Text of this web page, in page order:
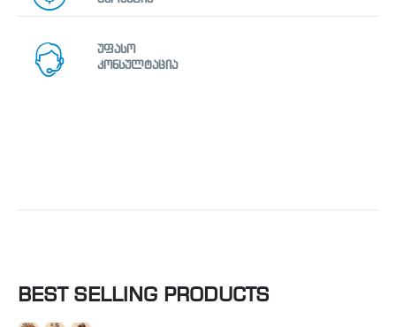
უფასო
კონსულტაცია
BEST SELLING PRODUCTS